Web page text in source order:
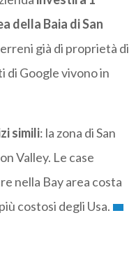
della Baia di San
già di proprietà di
di Google vivono in
simili: la zona di San
Valley. Le case
nella Bay area costa
costosi degli Usa.